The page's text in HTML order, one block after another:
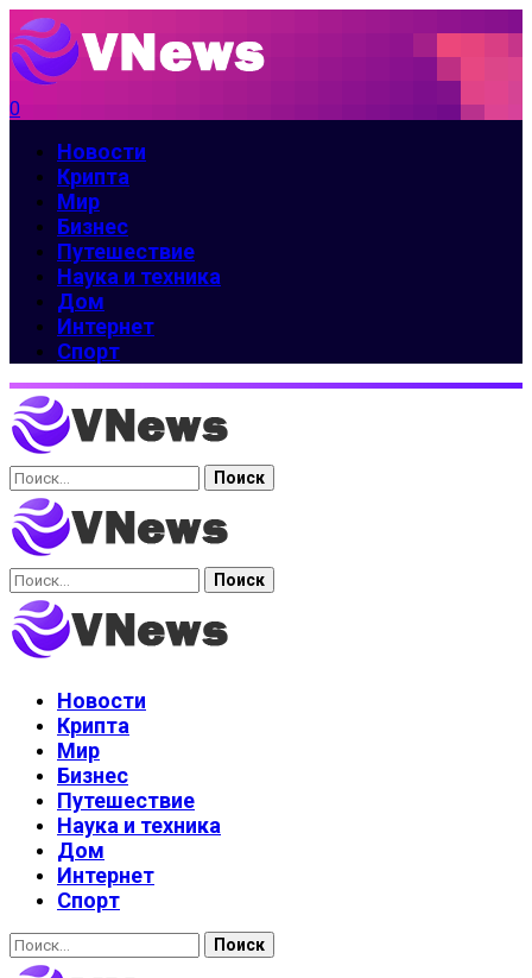
0
Новости
Крипта
Мир
Бизнес
Путешествие
Наука и техника
Дом
Интернет
Спорт
Найти:
Найти:
Новости
Крипта
Мир
Бизнес
Путешествие
Наука и техника
Дом
Интернет
Спорт
Найти: